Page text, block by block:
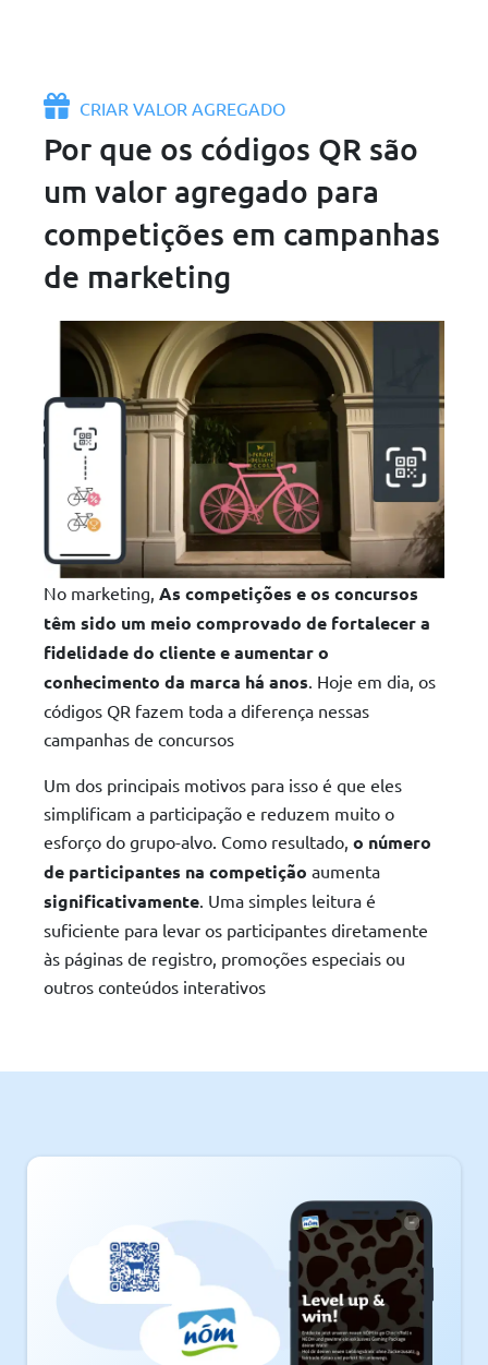
CRIAR VALOR AGREGADO
Por que os códigos QR são
um valor agregado para
competições em campanhas
de marketing
No marketing, As competições e os concursos
têm sido um meio comprovado de fortalecer a
fidelidade do cliente e aumentar o
conhecimento da marca há anos . Hoje em dia, os
códigos QR fazem toda a diferença nessas
campanhas de concursos
Um dos principais motivos para isso é que eles
simplificam a participação e reduzem muito o
esforço do grupo-alvo. Como resultado, o número
de participantes na competição aumenta
significativamente . Uma simples leitura é
suficiente para levar os participantes diretamente
às páginas de registro, promoções especiais ou
outros conteúdos interativos